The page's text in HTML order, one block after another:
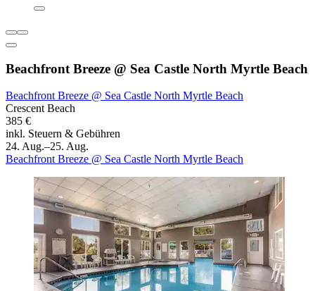
Beachfront Breeze @ Sea Castle North Myrtle Beach
Beachfront Breeze @ Sea Castle North Myrtle Beach
Crescent Beach
385 €
inkl. Steuern & Gebühren
24. Aug.–25. Aug.
Beachfront Breeze @ Sea Castle North Myrtle Beach